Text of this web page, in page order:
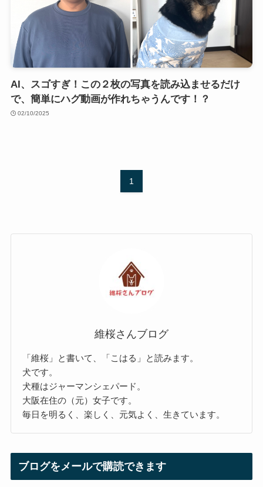
AI、スゴすぎ！この２枚の写真を読み込ませるだけ
で、簡単にハグ動画が作れちゃうんです！？
02/10/2025
1
維桜さんブログ
「維桜」と書いて、「こはる」と読みます。
犬です。
犬種はジャーマンシェパード。
大阪在住の（元）女子です。
毎日を明るく、楽しく、元気よく、生きています。
ブログをメールで購読できます